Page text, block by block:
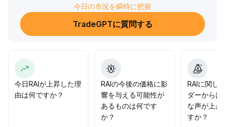
すれば、RAIは売られすぎ修正の勢いを得る可能性がありま
す。ただし高レバレッジ資金の集中により下落リスクが拡
大し、重要な抵抗での反転時には激しい変動が発生しやす
的な調整を防ぐことを推奨します。
今日の市況を瞬時に把握
TradeGPTに質問する
今日RAIが上昇した理
由は何ですか？
RAIの今後の価格に影
響を与える可能性が
あるものは何です
か？
RAIに関し
ダーからは
な声が上が
すか？